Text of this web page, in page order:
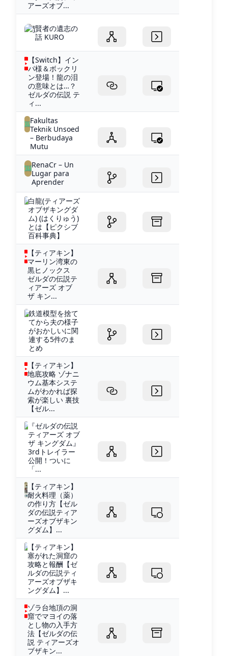
アーズオブ...
賢者の遺志の
話 KURO
【Switch】イン
パ様＆ボックリ
ン登場！龍の泪
の意味とは…？
ゼルダの伝説 テ
ィ...
Fakultas
Teknik Unsoed
– Berbudaya
Mutu
RenaCr – Un
Lugar para
Aprender
白龍(ティアーズ
オブザキングダ
ム) (はくりゅう)
とは【ピクシブ
百科事典】
【ティアキン】
マーリン湾東の
黒ヒノックス
ゼルダの伝説テ
ィアーズ オブ
ザ キン...
鉄道模型を捨て
てから夫の様子
がおかしいに関
連する5件のま
とめ
【ティアキン】
地底攻略 ゾナニ
ウム基本システ
ムがわかれば探
索が楽しい 裏技
【ゼル...
『ゼルダの伝説
ティアーズ オブ
ザ キングダム』
3rdトレイラー
公開！ついに
「...
【ティアキン】
耐火料理（薬）
の作り方【ゼル
ダの伝説ティア
ーズオブザキン
グダム】...
【ティアキン】
塞がれた洞窟の
攻略と報酬【ゼ
ルダの伝説ティ
アーズオブザキ
ングダム】...
ゾラ台地頂の洞
窟でマヨイの落
とし物の入手方
法【ゼルダの伝
説 ティアーズオ
ブザキン...